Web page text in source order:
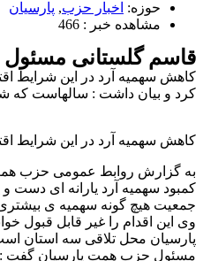
حوزه: اخبار حزب, پارسیان
مشاهده خبر : 466
قاسم گلستانی
کاهش سهمیه آرد در این شرایط
کرد و بیان داشت : سالهاست که
کاهش سهمیه آرد در این شرایط
به گزارش روابط عمومی حزب
جمعیت هیچ گونه سهمیه ی بیشتری نداشته است و اینک
وی این اقدام را غیر قابل قبول
پارسیان محل تلاقی سه استان